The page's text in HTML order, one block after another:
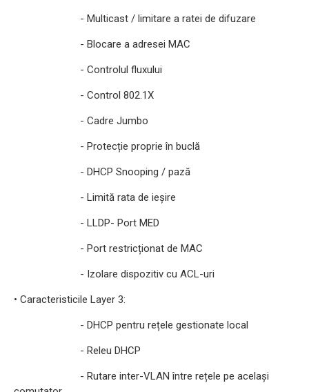
- Multicast / limitare a ratei de difuzare
- Blocare a adresei MAC
- Controlul fluxului
- Control 802.1X
- Cadre Jumbo
- Protecție proprie în buclă
- DHCP Snooping / pază
- Limită rata de ieșire
- LLDP- Port MED
- Port restricționat de MAC
- Izolare dispozitiv cu ACL-uri
• Caracteristicile Layer 3:
- DHCP pentru rețele gestionate local
- Releu DHCP
- Rutare inter-VLAN între rețele pe același